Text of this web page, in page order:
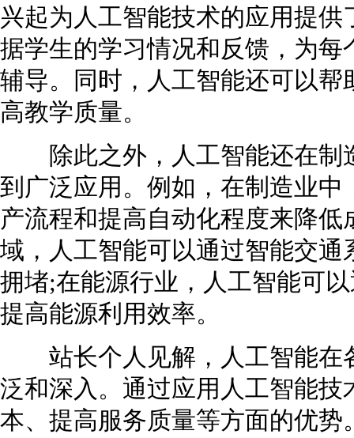
兴起为人工智能技术的应用提
据学生的学习情况和反馈，为
辅导。同时，人工智能还可以
高教学质量。
除此之外，人工智能还在制
到广泛应用。例如，在制造业
产流程和提高自动化程度来降
域，人工智能可以通过智能交
拥堵;在能源行业，人工智能可
提高能源利用效率。
站长个人见解，人工智能在
泛和深入。通过应用人工智能
本、提高服务质量等方面的优